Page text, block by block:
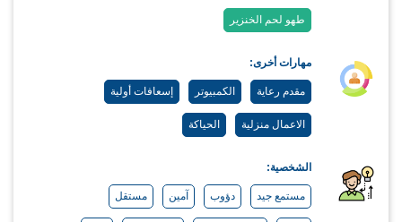
طهو لحم الخنزير
مهارات أخرى:
مقدم رعاية الكمبيوتر إسعافات أولية
الاعمال منزلية الحياكة
الشخصية:
مستمع جيد دؤوب آمين مستقل